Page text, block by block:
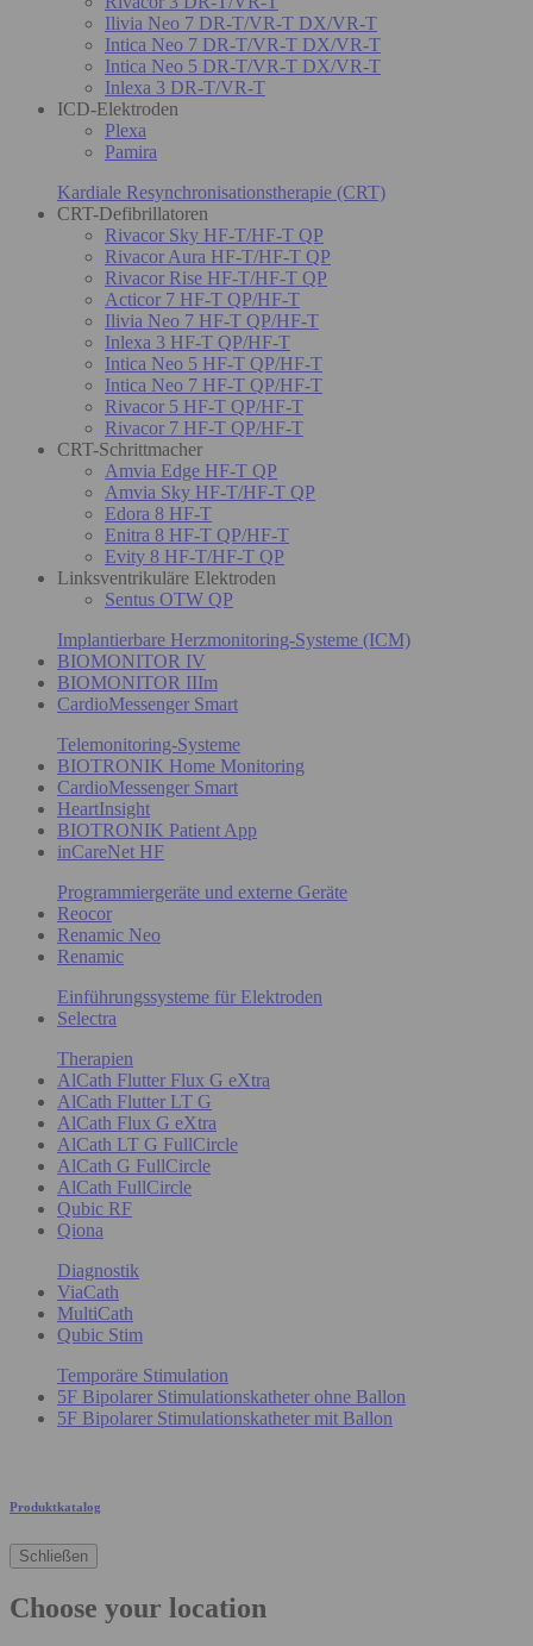
Ilivia Neo 7 DR-T/VR-T DX/VR-T
Intica Neo 7 DR-T/VR-T DX/VR-T
Intica Neo 5 DR-T/VR-T DX/VR-T
Inlexa 3 DR-T/VR-T
ICD-Elektroden
Plexa
Pamira
Kardiale Resynchronisationstherapie (CRT)
CRT-Defibrillatoren
Rivacor Sky HF-T/HF-T QP
Rivacor Aura HF-T/HF-T QP
Rivacor Rise HF-T/HF-T QP
Acticor 7 HF-T QP/HF-T
Ilivia Neo 7 HF-T QP/HF-T
Inlexa 3 HF-T QP/HF-T
Intica Neo 5 HF-T QP/HF-T
Intica Neo 7 HF-T QP/HF-T
Rivacor 5 HF-T QP/HF-T
Rivacor 7 HF-T QP/HF-T
CRT-Schrittmacher
Amvia Edge HF-T QP
Amvia Sky HF-T/HF-T QP
Edora 8 HF-T
Enitra 8 HF-T QP/HF-T
Evity 8 HF-T/HF-T QP
Linksventrikuläre Elektroden
Sentus OTW QP
Implantierbare Herzmonitoring-Systeme (ICM)
BIOMONITOR IV
BIOMONITOR IIIm
CardioMessenger Smart
Telemonitoring-Systeme
BIOTRONIK Home Monitoring
CardioMessenger Smart
HeartInsight
BIOTRONIK Patient App
inCareNet HF
Programmiergeräte und externe Geräte
Reocor
Renamic Neo
Renamic
Einführungssysteme für Elektroden
Selectra
Therapien
AlCath Flutter Flux G eXtra
AlCath Flutter LT G
AlCath Flux G eXtra
AlCath LT G FullCircle
AlCath G FullCircle
AlCath FullCircle
Qubic RF
Qiona
Diagnostik
ViaCath
MultiCath
Qubic Stim
Temporäre Stimulation
5F Bipolarer Stimulationskatheter ohne Ballon
5F Bipolarer Stimulationskatheter mit Ballon
Produktkatalog
Schließen
Choose your location